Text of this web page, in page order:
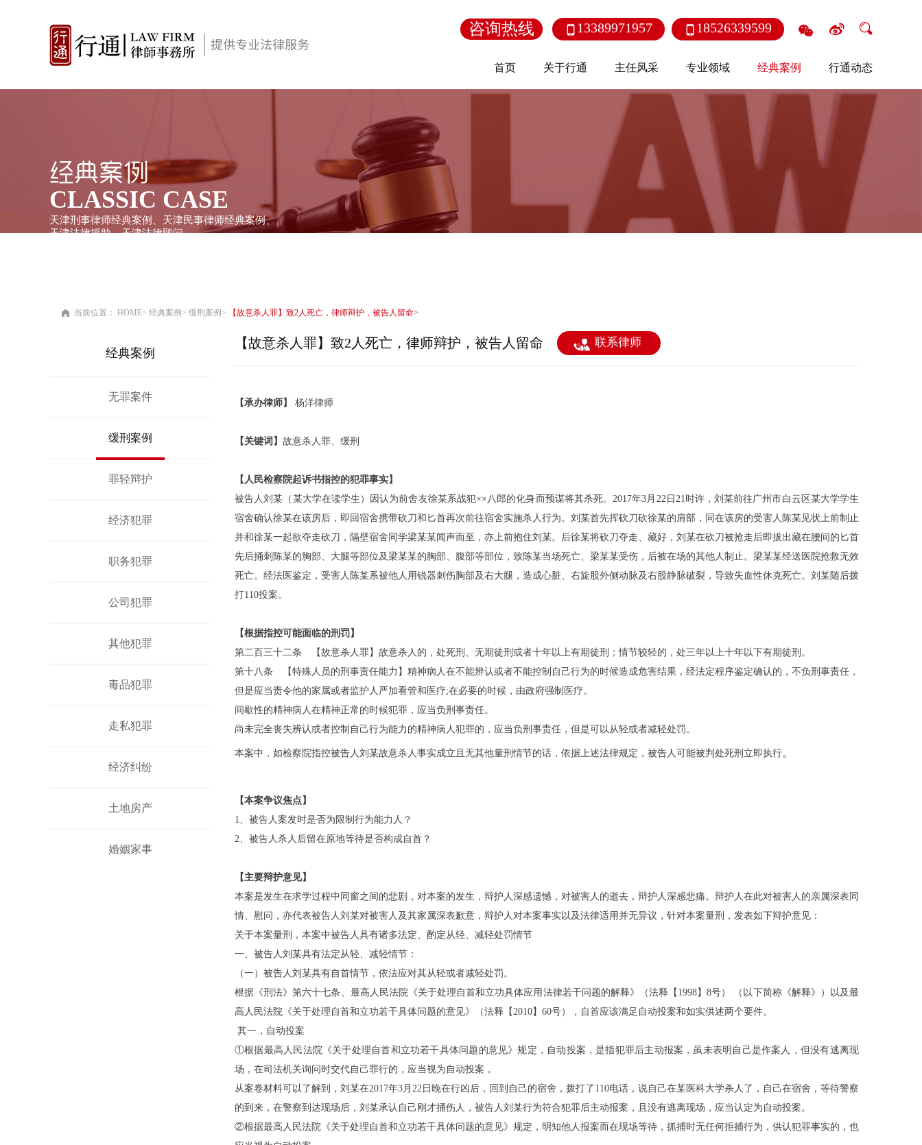
咨询热线  13389971957  18526339599   
首页 关于行通 主任风采 专业领域 经典案例 行通动态
经典案例
CLASSIC CASE
天津刑事律师经典案例、天津民事律师经典案例、
天津法律援助、天津法律顾问
当前位置： HOME 经典案例 缓刑案例 【故意杀人罪】致2人死亡，律师辩护，被告人留命
经典案例
无罪案件
缓刑案例
罪轻辩护
经济犯罪
职务犯罪
公司犯罪
其他犯罪
毒品犯罪
走私犯罪
经济纠纷
土地房产
婚姻家事
【故意杀人罪】致2人死亡，律师辩护，被告人留命  联系律师
【承办律师】 杨洋律师
【关键词】 故意杀人罪、缓刑
【 人民检察院起诉书指控的犯罪事实】
被告人刘某（ 某大学在读学生）因认为前舍友徐某系战犯××八郎的化身而预谋将其杀死。2017年3月22日21时许，刘某前往广州市白云区某大学学生
宿舍确认徐某在该房后，即回宿舍携带砍刀和匕首再次前往宿舍实施杀人行为。刘 某首先挥砍刀砍徐某的肩部，同在该房的受害人陈某见状上前制止
并和徐某一起欲夺走砍刀，隔壁宿舍同学梁某某闻声而至，亦上前抱住刘 某。后徐某将砍刀夺走、藏好，刘 某在砍刀被抢走后即拔出藏在腰间的匕首
先后捅刺陈某的胸部、大腿等部位及梁某某的胸部、腹部等部位，致陈某当场死亡、梁某某受伤，后被在场的其他人制止。梁某某经送医院抢救无效
死亡。经法医鉴定，受害人陈某系被他人用锐器刺伤胸部及右大腿，造成心脏、右旋股外侧动脉及右股静脉破裂，导致失血性休克死亡。刘 某随后拨
打110投案。
【根据指控可能面临的刑罚】
第二百三十二条 【故意杀人罪】故意杀人的，处死刑、无期徒刑或者十年以上有期徒刑；情节较轻的，处三年以上十年以下有期徒刑。
第十八条 【特殊人员的刑事责任能力】精神病人在不能辨认或者不能控制自己行为的时候造成危害结果，经法定程序鉴定确认的，不负刑事责任，
但是应当责令他的家属或者监护人严加看管和医疗;在必要的时候，由政府强制医疗。
间歇性的精神病人在精神正常的时候犯罪，应当负刑事责任。
尚未完全丧失辨认或者控制自己行为能力的精神病人犯罪的，应当负刑事责任，但是可以从轻或者减轻处罚。
本案中，如检察院指控被告人刘某故意杀人事实成立且无其他量刑情节的话，依据上述法律规定，被告人可能被判处死刑立即执行。
【本案争议焦点】
1、 被告人案发时是否为限制行为能力人？
2、 被告人杀人后留在原地等待是否构成自首 ？
【主要辩护意见】
本案是发生在求学过程中同窗之间的悲剧，对本案的发生，辩护人深感遗憾，对被害人的逝去，辩护人深感悲痛。辩护人在此对被害人的亲属深表同
情、慰问，亦代表被告人刘 某对被害人及其家属深表歉意，辩护人对本案事实以及法律适用并无异议，针对本案量刑，发表如下辩护意见：
关于本案量刑，本案中被告人具有诸多法定、酌定从轻、减轻处罚情节
一、被告人刘 某具有法定从轻、减轻情节：
（一）被告人刘 某具有自首情节，依法应对其从轻或者减轻处罚。
根据《刑法》第六十七条、最高人民法院《关于处理自首和立功具体应用法律若干问题的解释》（法释【 1998】8号） （以下简称《解释》）以及最
高人民法院《关于处理自首和立功若干具体问题的意见》（法释【2010】60号），自首应该满足自动投案和如实供述两个要件。
其一，自动投案
①根据最高人民法院《关于处理自首和立功若干具体问题的意见》规定，自动投案，是指犯罪后主动报案，虽未表明自己是作案人，但没有逃离现
场，在司法机关询问时交代自己罪行的，应当视为自动投案，
从案卷材料可以了解到，刘 某在2017年3月22日晚在行凶后，回到自己的宿舍，拨打了110电话，说自己在某 医科大学杀人了，自己在宿舍，等待警察
的到来，在警察到达现场后，刘 某承认自己刚才捅伤人，被告人刘 某行为符合犯罪后主动报案，且没有逃离现场，应当认定为自动投案。
②根据最高人民法院《关于处理自首和立功若干具体问题的意见》规定，明知他人报案而在现场等待，抓捕时无任何拒捕行为，供认犯罪事实的，也